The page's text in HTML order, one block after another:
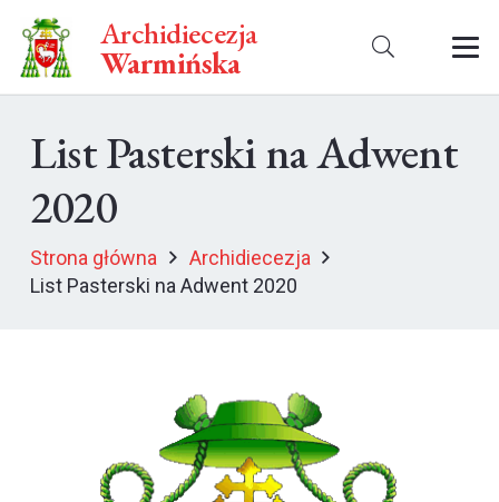
Archidiecezja
Warmińska
List Pasterski na Adwent
2020
Strona główna
Archidiecezja
List Pasterski na Adwent 2020